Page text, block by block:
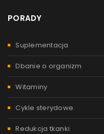
PORADY
Suplementacja
Dbanie o organizm
Witaminy
Cykle sterydowe
Redukcja tkanki